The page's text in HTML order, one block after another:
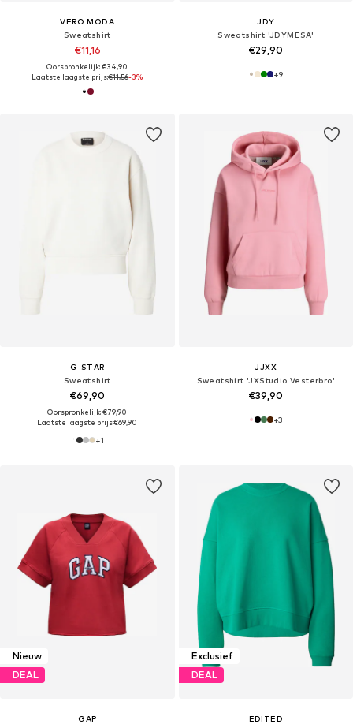
VERO MODA
Sweatshirt
€11,16
Oorspronkelijk: €34,90
Laatste laagste prijs:€11,56-3%
JDY
Sweatshirt 'JDYMESA'
€29,90
+9
G-STAR
Sweatshirt
€69,90
Oorspronkelijk: €79,90
Laatste laagste prijs:€69,90
+1
JJXX
Sweatshirt 'JXStudio Vesterbro'
€39,90
+3
Nieuw
DEAL
GAP
Exclusief
DEAL
EDITED